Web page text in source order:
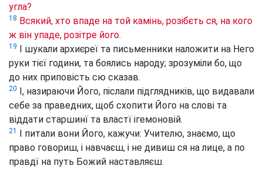
угла?
18 Всякий, хто впаде на той камінь, розібєть ся, на кого
ж він упаде, розітре його.
19
І шукали архиєреї та письменники наложити на Него
руки тієї години, та боялись народу; зрозуміли бо, що
до них приповість сю сказав.
20
І, назираючи Його, післали підглядників, що видавали
себе за праведних, щоб схопити Його на слові та
віддати старшинї та властї ігемоновій.
21
І питали вони Його, кажучи: Учителю, знаємо, що
право говориш, і навчаєш, і не дивиш ся на лице, а по
правдї на путь Божий наставляєш.